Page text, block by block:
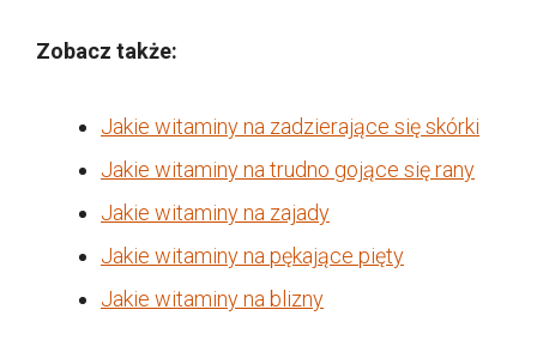
Zobacz także:
Jakie witaminy na zadzierające się skórki
Jakie witaminy na trudno gojące się rany
Jakie witaminy na zajady
Jakie witaminy na pękające pięty
Jakie witaminy na blizny